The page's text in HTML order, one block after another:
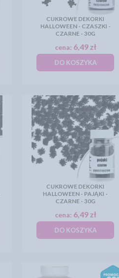
CUKROWE DEKORKI
HALLOWEEN - CZASZKI -
CZARNE - 30G
cena: 6,49 zł
DO KOSZYKA
CUKROWE DEKORKI
HALLOWEEN - PAJĄKI -
CZARNE - 30G
cena: 6,49 zł
DO KOSZYKA